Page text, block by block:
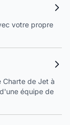
votre propre
Charte de Jet à
équipe de